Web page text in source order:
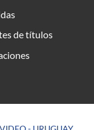
de títulos